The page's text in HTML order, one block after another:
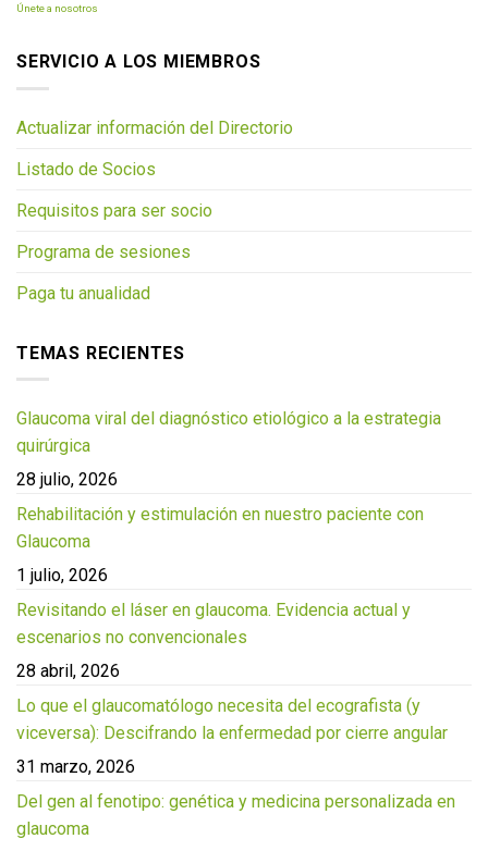
Únete a nosotros
SERVICIO A LOS MIEMBROS
Actualizar información del Directorio
Listado de Socios
Requisitos para ser socio
Programa de sesiones
Paga tu anualidad
TEMAS RECIENTES
Glaucoma viral del diagnóstico etiológico a la estrategia
quirúrgica
28 julio, 2026
Rehabilitación y estimulación en nuestro paciente con
Glaucoma
1 julio, 2026
Revisitando el láser en glaucoma. Evidencia actual y
escenarios no convencionales
28 abril, 2026
Lo que el glaucomatólogo necesita del ecografista (y
viceversa): Descifrando la enfermedad por cierre angular
31 marzo, 2026
Del gen al fenotipo: genética y medicina personalizada en
glaucoma